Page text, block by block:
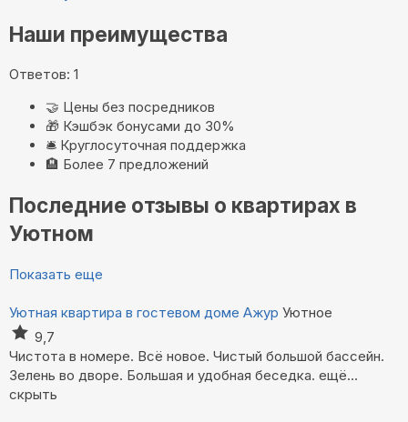
Наши преимущества
Ответов: 1
🤝 Цены без посредников
🎁 Кэшбэк бонусами до 30%
🛎️ Круглосуточная поддержка
🏨 Более 7 предложений
Последние отзывы о квартирах в
Уютном
Показать еще
Уютная квартира в гостевом доме Ажур Уютное
9,7
Чистота в номере. Всё новое. Чистый большой бассейн.
Зелень во дворе. Большая и удобная беседка. ещё...
скрыть